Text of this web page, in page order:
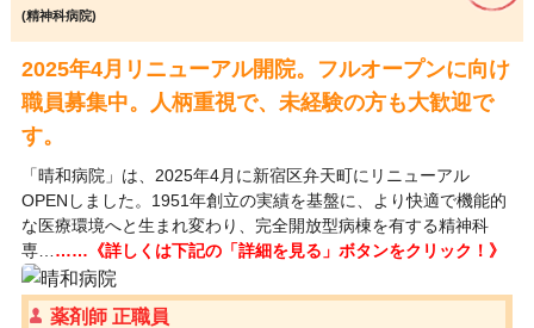
(精神科病院)
2025年4月リニューアル開院。フルオープンに向け
職員募集中。人柄重視で、未経験の方も大歓迎で
す。
「晴和病院」は、2025年4月に新宿区弁天町にリニューアル
OPENしました。1951年創立の実績を基盤に、より快適で機能的
な医療環境へと生まれ変わり、完全開放型病棟を有する精神科
専… ……《詳しくは下記の「詳細を見る」ボタンをクリック！》
薬剤師 正職員